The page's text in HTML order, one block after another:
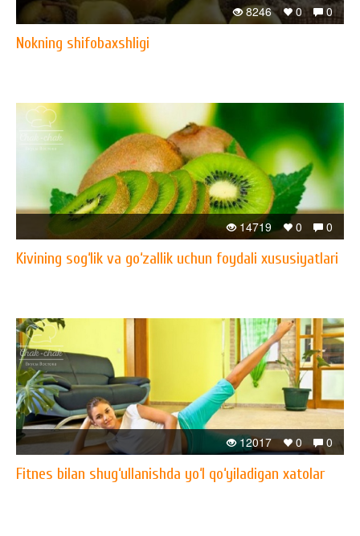
0
0
8246
Nokning shifobaxshligi
0
0
14719
Kivining sog‘lik va go‘zallik uchun foydali xususiyatlari
0
0
12017
Fitnes bilan shug‘ullanishda yo‘l qo‘yiladigan xatolar